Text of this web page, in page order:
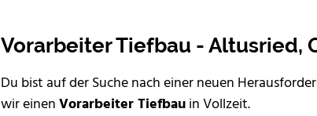
Vorarbeiter Tiefbau - Altusried,
Du bist auf der Suche nach einer neuen
wir einenVorarbeiter Tiefbauin Vollzeit.